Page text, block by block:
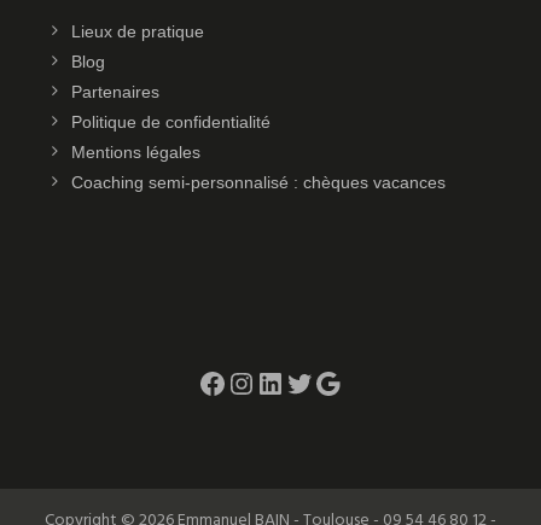
Lieux de pratique
Blog
Partenaires
Politique de confidentialité
Mentions légales
Coaching semi-personnalisé : chèques vacances
Facebook Instagram LinkedIn Twitter Google